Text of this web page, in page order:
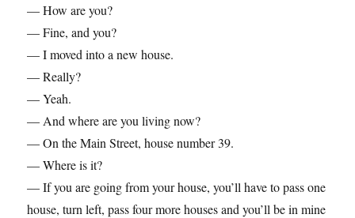
— How are you?
— Fine, and you?
— I moved into a new house.
— Really?
— Yeah.
— And where are you living now?
— On the Main Street, house number 39.
— Where is it?
— If you are going from your house, you’ll have to pass one
house, turn left, pass four more houses and you’ll be in mine